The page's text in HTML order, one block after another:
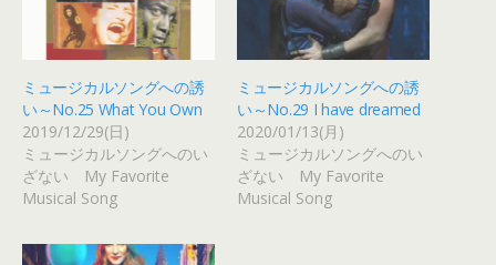
ミュージカルソングへの誘
い～No.25 What You Own
2019/12/29(日)
ミュージカルソングへのい
ざない My Favorite
Musical Song
ミュージカルソングへの誘
い～No.29 I have dreamed
2020/01/13(月)
ミュージカルソングへのい
ざない My Favorite
Musical Song